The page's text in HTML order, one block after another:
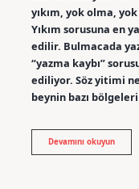
yıkım, yok olma,
Yıkım sorusuna en
edilir. Bulmacada
“yazma kaybı”
ediliyor. Söz yitimi
beynin bazı
Devamını okuyun
Işlev